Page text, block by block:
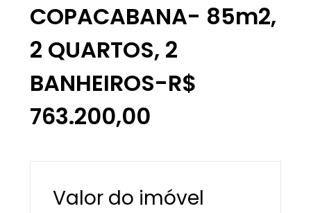
COPACABANA- 85m2,
2 QUARTOS, 2
BANHEIROS-R$
763.200,00
Valor do imóvel